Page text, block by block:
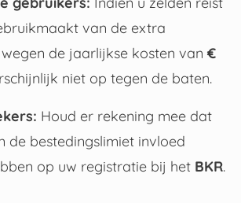
van de extra
de jaarlijkse kosten van €
niet op tegen de baten.
Houd er rekening mee dat
de bestedingslimiet invloed
op uw registratie bij het BKR.